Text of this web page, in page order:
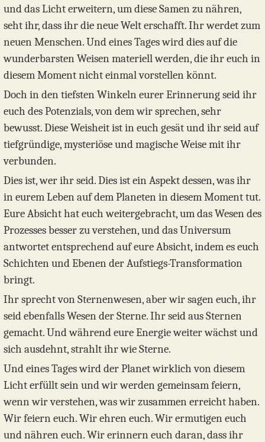
und das Licht erweitern, um diese Samen zu nähren,
seht ihr, dass ihr die neue Welt erschafft. Ihr werdet zum
neuen Menschen. Und eines Tages wird dies auf die
wunderbarsten Weisen materiell werden, die ihr euch in
diesem Moment nicht einmal vorstellen könnt.
Doch in den tiefsten Winkeln eurer Erinnerung seid ihr
euch des Potenzials, von dem wir sprechen, sehr
bewusst. Diese Weisheit ist in euch gesät und ihr seid auf
tiefgründige, mysteriöse und magische Weise mit ihr
verbunden.
Dies ist, wer ihr seid. Dies ist ein Aspekt dessen, was ihr
in eurem Leben auf dem Planeten in diesem Moment tut.
Eure Absicht hat euch weitergebracht, um das Wesen des
Prozesses besser zu verstehen, und das Universum
antwortet entsprechend auf eure Absicht, indem es euch
Schichten und Ebenen der Aufstiegs-Transformation
bringt.
Ihr sprecht von Sternenwesen, aber wir sagen euch, ihr
seid ebenfalls Wesen der Sterne. Ihr seid aus Sternen
gemacht. Und während eure Energie weiter wächst und
sich ausdehnt, strahlt ihr wie Sterne.
Und eines Tages wird der Planet wirklich von diesem
Licht erfüllt sein und wir werden gemeinsam feiern,
wenn wir verstehen, was wir zusammen erreicht haben.
Wir feiern euch. Wir ehren euch. Wir ermutigen euch
und nähren euch. Wir erinnern euch daran, dass ihr